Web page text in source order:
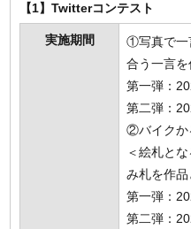
【1】Twitterコンテスト
実施期間
①写真で一
合う一言を
第一弾：
第二弾：
②バイクか
＜絵札と
み札を作品
第一弾：
第二弾：